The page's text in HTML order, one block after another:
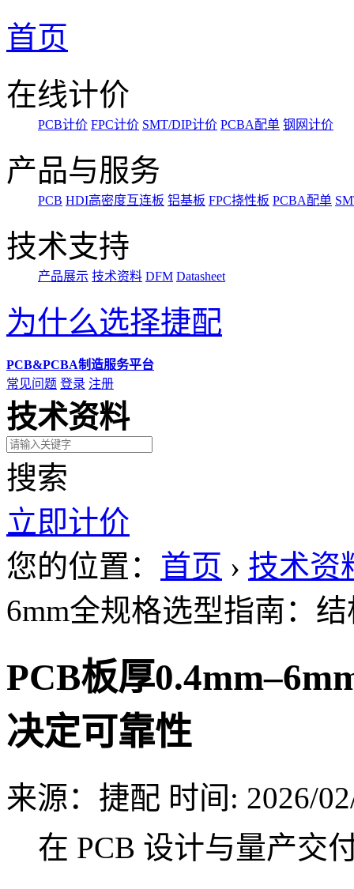
首页
在线计价
PCB计价 FPC计价 SMT/DIP计价 PCBA配单 钢网计价
产品与服务
PCB HDI高密度互连板 铝基板 FPC挠性板 PCBA配单
技术支持
产品展示 技术资料 DFM Datasheet
为什么选择捷配
PCB&PCBA制造服务平台
常见问题 登录 注册
技术资料
搜索
立即计价
您的位置： 首页 › 技术资
6mm全规格选型指南：
PCB板厚
决定可靠性
来源：捷配 时间: 2026/
在 PCB 设计与量产交